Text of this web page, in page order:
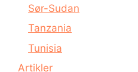
Sør-Sudan
Tanzania
Tunisia
Artikler